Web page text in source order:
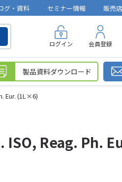
グ・資料 セミナー情報 販売
ログイン 会員登録
製品資料ダウンロード
Eur. (1L×6)
ISO, Reag. Ph.